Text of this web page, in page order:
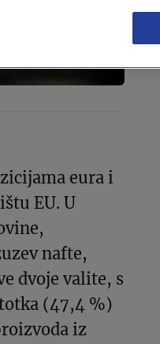
eura i
EU. U
nafte,
dvoje valite, s
(47,4 %)
iz